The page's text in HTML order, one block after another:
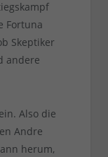
Fortuna
Skeptiker
andere
Also die
Andre
herum,